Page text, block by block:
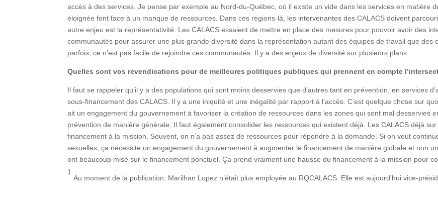
accès à des services. Je pense par exemple au Nord-du-Québec, où il existe un vide dans les services en matière
éloignée font face à un manque de ressources. Dans ces régions-là, les intervenantes des CALACS doivent
autre enjeu est la représentativité. Les CALACS essaient de mettre en place des mesures pour pouvoir avoir des
communautés pour assurer une plus grande diversité dans la représentation autant des équipes de travail que des
parfois, ce n’est pas facile de rejoindre ces communautés. Il y a des enjeux de diversité sur plusieurs plans.
Quelles sont vos revendications pour de meilleures politiques publiques qui prennent en compte
Il faut se rappeler qu’il y a des populations qui sont moins desservies que d’autres tant en prévention, en services
sous-financement des CALACS. Il y a une iniquité et une inégalité par rapport à l’accès. C’est quelque chose sur
ait un engagement du gouvernement à favoriser la création de ressources dans les zones qui sont mal desservies
prévention de manière générale. Il faut également consolider les ressources qui existent déjà. Les CALACS déjà
financement à la mission. Souvent, on n’a pas assez de ressources pour répondre à la demande. Si on veut
sexuelles, ça nécessite un engagement du gouvernement à augmenter le financement de manière globale et non
ont beaucoup misé sur le financement ponctuel. Ça prend vraiment une hausse du financement à la mission pour
1
Au moment de la publication, Marilhan Lopez n’était plus employée au RQCALACS. Elle est aujourd’hui vice-